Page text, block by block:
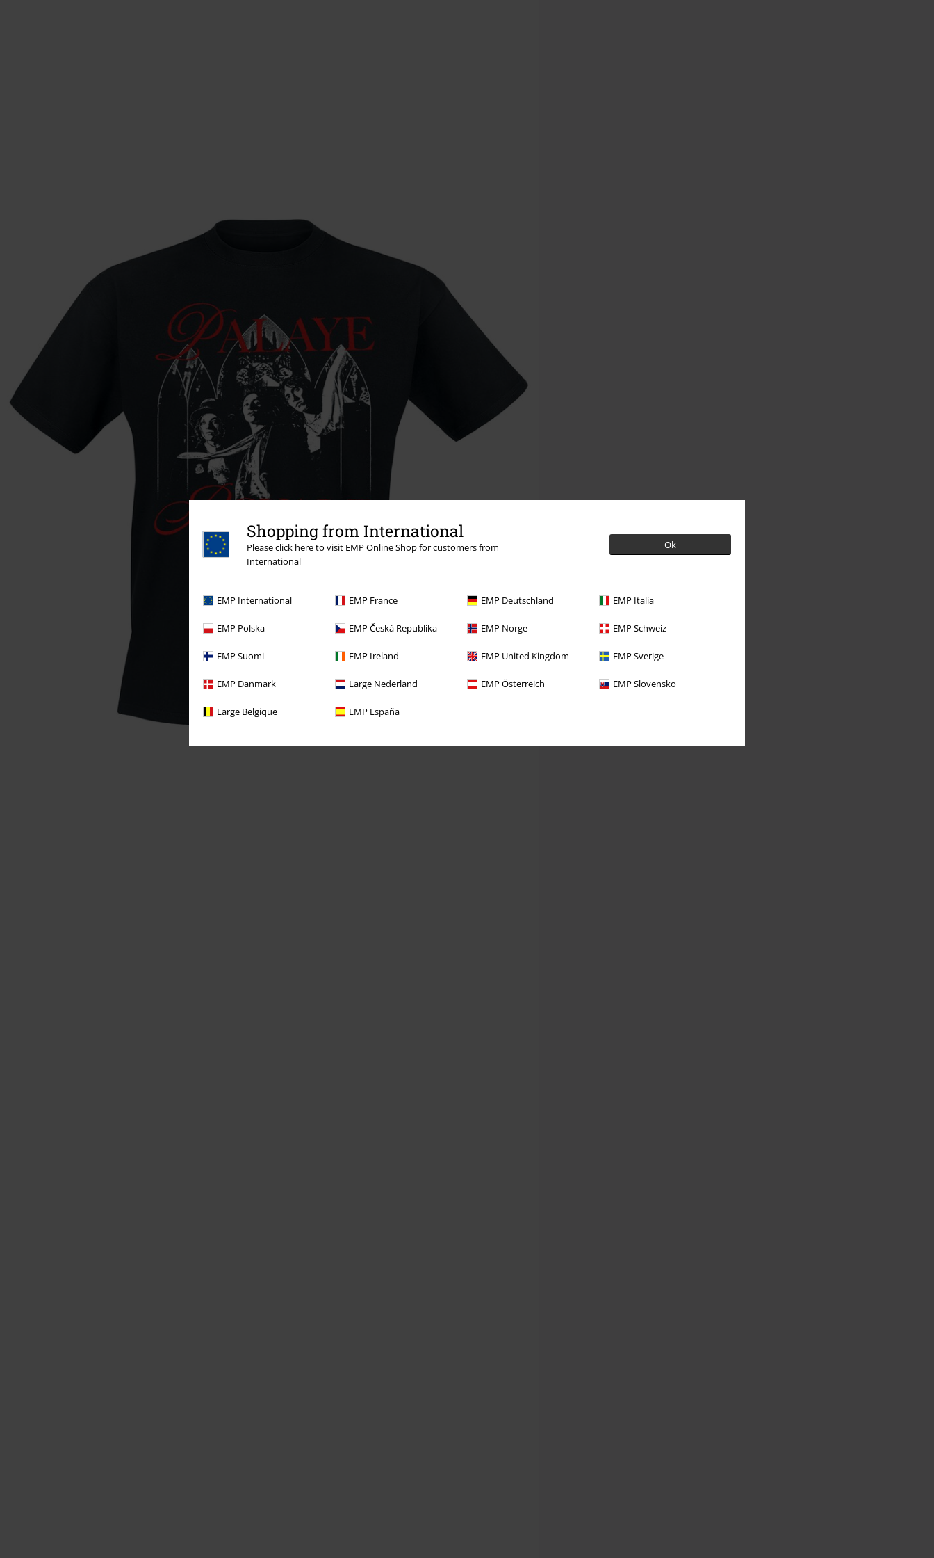
Shopping from International
Please click here to visit EMP Online Shop for customers from
International
Ok
EMP International EMP France EMP Deutschland EMP Italia
EMP Polska EMP Česká Republika EMP Norge EMP Schweiz
EMP Suomi EMP Ireland EMP United Kingdom EMP Sverige
EMP Danmark Large Nederland EMP Österreich EMP Slovensko
Large Belgique EMP España